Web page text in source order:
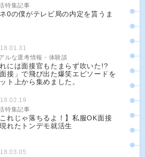
特集記事
0の僕がテレビ局の内定を貰うま
ルな選考情報・体験談
には面接官もたまらず吹いた!?
面接」で飛び出た爆笑エピソードを
ト上から集めました。
特集記事
これじゃ落ちるよ！】私服OK面接
れたトンデモ就活生